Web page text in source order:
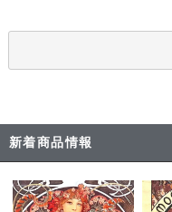
新着商品情報